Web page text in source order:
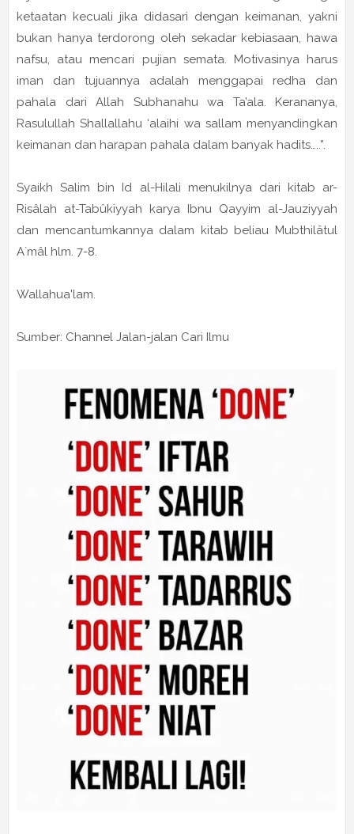
ketaatan kecuali jika didasari dengan keimanan, yakni
bukan hanya terdorong oleh sekadar kebiasaan, hawa
nafsu, atau mencari pujian semata. Motivasinya harus
iman dan tujuannya adalah menggapai redha dan
pahala dari Allah Subhanahu wa Ta’ala. Kerananya,
Rasulullah Shallallahu ‘alaihi wa sallam menyandingkan
keimanan dan harapan pahala dalam banyak hadits…..”.
Syaikh Salim bin Id al-Hilali menukilnya dari kitab ar-
Risâlah at-Tabûkiyyah karya Ibnu Qayyim al-Jauziyyah
dan mencantumkannya dalam kitab beliau Mubthilâtul
A`mâl hlm. 7-8.
Wallahua'lam.
Sumber: Channel Jalan-jalan Cari Ilmu